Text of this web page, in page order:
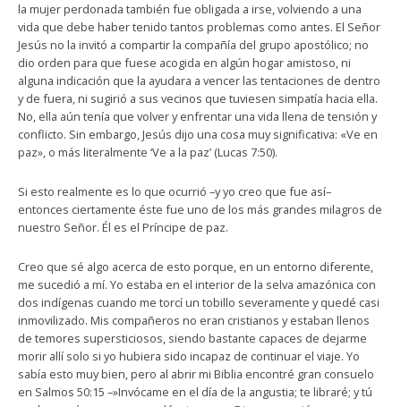
la mujer perdonada también fue obligada a irse, volviendo a una
vida que debe haber tenido tantos problemas como antes. El Señor
Jesús no la invitó a compartir la compañía del grupo apostólico; no
dio orden para que fuese acogida en algún hogar amistoso, ni
alguna indicación que la ayudara a vencer las tentaciones de dentro
y de fuera, ni sugirió a sus vecinos que tuviesen simpatía hacia ella.
No, ella aún tenía que volver y enfrentar una vida llena de tensión y
conflicto. Sin embargo, Jesús dijo una cosa muy significativa: «Ve en
paz», o más literalmente ‘Ve a la paz’ (Lucas 7:50).
Si esto realmente es lo que ocurrió –y yo creo que fue así–
entonces ciertamente éste fue uno de los más grandes milagros de
nuestro Señor. Él es el Príncipe de paz.
Creo que sé algo acerca de esto porque, en un entorno diferente,
me sucedió a mí. Yo estaba en el interior de la selva amazónica con
dos indígenas cuando me torcí un tobillo severamente y quedé casi
inmovilizado. Mis compañeros no eran cristianos y estaban llenos
de temores supersticiosos, siendo bastante capaces de dejarme
morir allí solo si yo hubiera sido incapaz de continuar el viaje. Yo
sabía esto muy bien, pero al abrir mi Biblia encontré gran consuelo
en Salmos 50:15 –»Invócame en el día de la angustia; te libraré; y tú